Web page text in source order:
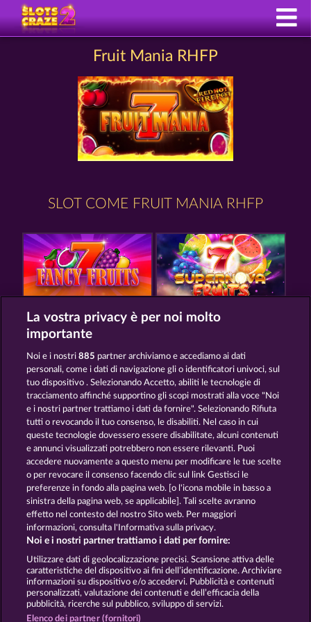
Fruit Mania RHFP
SLOT COME FRUIT MANIA RHFP
FANCY FRUITS 7 SUPERNOVA FRUITS
EXPLODIAC RHFP BLAZING STAR
Termini e condizioni
Informativa sulla privacy Note legali
Società FAQ Facebook
Invia richiesta di recesso
La vostra privacy è per noi molto
importante
Noi e i nostri885 partner archiviamo e accediamo ai dati
personali, come i dati di navigazione gli o identificatori univoci, sul
tuo dispositivo . Selezionando Accetto, abiliti le tecnologie di
tracciamento affinché supportino gli scopi mostrati alla voce "Noi
e i nostri partner trattiamo i dati da fornire". Selezionando Rifiuta
tutti o revocando il tuo consenso, le disabiliti. Nel caso in cui
queste tecnologie dovessero essere disabilitate, alcuni contenuti
e annunci visualizzati potrebbero non essere rilevanti. Puoi
accedere nuovamente a questo menu per modificare le tue scelte
o per revocare il consenso facendo clic sul link Gestisci le
preferenze in fondo alla pagina web. [o l'icona mobile in basso a
sinistra della pagina web, se applicabile]. Tali scelte avranno
effetto nel contesto del nostro Sito web. Per maggiori
informazioni, consulta l'Informativa sulla privacy.
Noi e i nostri partner trattiamo i dati per fornire:
Utilizzare dati di geolocalizzazione precisi. Scansione attiva delle
caratteristiche del dispositivo ai fini dell’identificazione. Archiviare
informazioni su dispositivo e/o accedervi. Pubblicità e contenuti
personalizzati, valutazione dei contenuti e dell’efficacia della
pubblicità, ricerche sul pubblico, sviluppo di servizi.
Elenco dei partner (fornitori)